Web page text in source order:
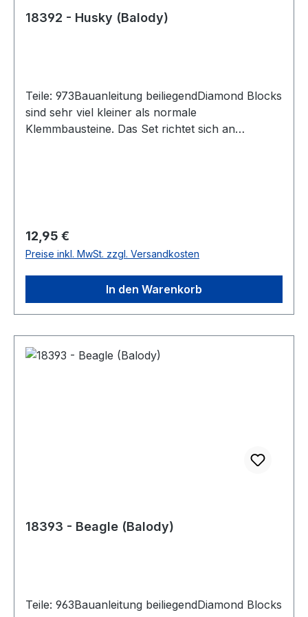
18392 - Husky (Balody)
Teile: 973Bauanleitung beiliegendDiamond Blocks
sind sehr viel kleiner als normale
Klemmbausteine. Das Set richtet sich an
ProduktsicherheitHerstellerinformationen:Balody
; SHANTOU LIANGAO TOY INDUSTRY CO.,
LTD.Laoxi di,Toufen，next to the precinct of
Rongnan road,Toufen Village,Fengxiang
street, 1Guangdong province,Chenghai
district,Shantou
Regulärer Preis:
12,95 €
Preise inkl. MwSt. zzgl. Versandkosten
In den Warenkorb
18393 - Beagle (Balody)
Teile: 963Bauanleitung beiliegendDiamond Blocks